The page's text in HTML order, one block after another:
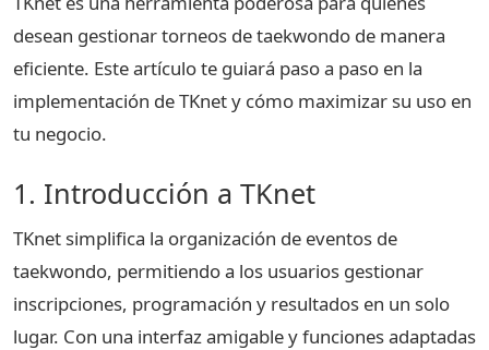
desean gestionar torneos de taekwondo de manera
eficiente. Este artículo te guiará paso a paso en la
implementación de TKnet y cómo maximizar su uso en
tu negocio.
1. Introducción a TKnet
TKnet simplifica la organización de eventos de
taekwondo, permitiendo a los usuarios gestionar
inscripciones, programación y resultados en un solo
lugar. Con una interfaz amigable y funciones adaptadas